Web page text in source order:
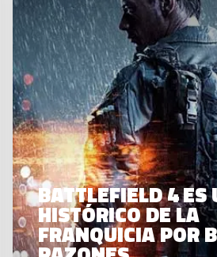
BATTLEFIELD 4 ES
HISTÓRICO DE LA
FRANQUICIA POR